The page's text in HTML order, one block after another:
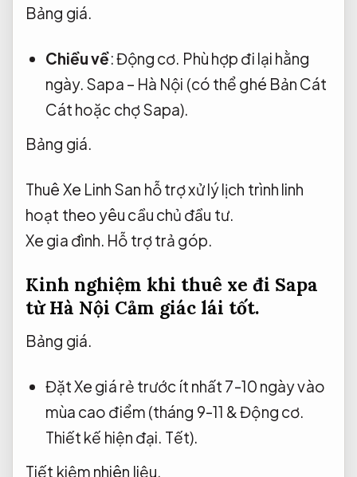
Bảng giá.
Chiều về:Động cơ. Phù hợp đi lại hằng
ngày. Sapa – Hà Nội (có thể ghé Bản Cát
Cát hoặc chợ Sapa).
Bảng giá.
Thuê Xe Linh San hỗ trợ xử lý lịch trình linh
hoạt theo yêu cầu chủ đầu tư.
Xe gia đình. Hỗ trợ trả góp.
Kinh nghiệm khi thuê xe đi Sapa
từ Hà Nội Cảm giác lái tốt.
Bảng giá.
Đặt Xe giá rẻ trước ít nhất 7-10 ngày vào
mùa cao điểm (tháng 9-11 &Động cơ.
Thiết kế hiện đại. Tết).
Tiết kiệm nhiên liệu.